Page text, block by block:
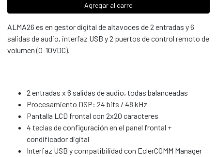
Agregar al carro
ALMA26 es en gestor digital de altavoces de 2 entradas y 6
salidas de audio, interfaz USB y 2 puertos de control remoto de
volumen (0-10VDC).
2 entradas x 6 salidas de audio, todas balanceadas
Procesamiento DSP: 24 bits / 48 kHz
Pantalla LCD frontal con 2x20 caracteres
4 teclas de configuración en el panel frontal +
condificador digital
Interfaz USB y compatibilidad con EclerCOMM Manager